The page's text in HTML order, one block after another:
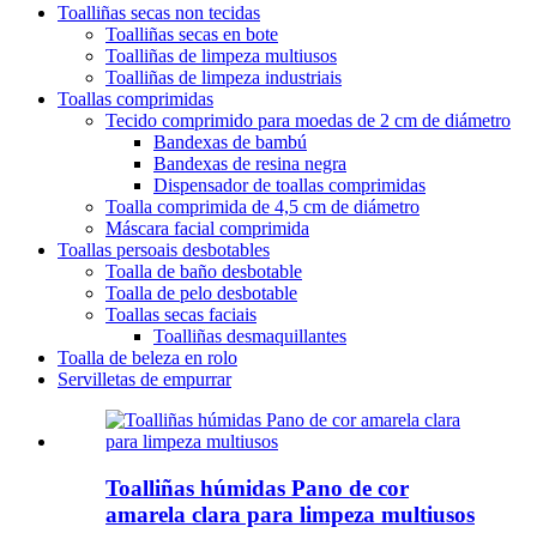
Toalliñas secas non tecidas
Toalliñas secas en bote
Toalliñas de limpeza multiusos
Toalliñas de limpeza industriais
Toallas comprimidas
Tecido comprimido para moedas de 2 cm de diámetro
Bandexas de bambú
Bandexas de resina negra
Dispensador de toallas comprimidas
Toalla comprimida de 4,5 cm de diámetro
Máscara facial comprimida
Toallas persoais desbotables
Toalla de baño desbotable
Toalla de pelo desbotable
Toallas secas faciais
Toalliñas desmaquillantes
Toalla de beleza en rolo
Servilletas de empurrar
Toalliñas húmidas Pano de cor
amarela clara para limpeza multiusos